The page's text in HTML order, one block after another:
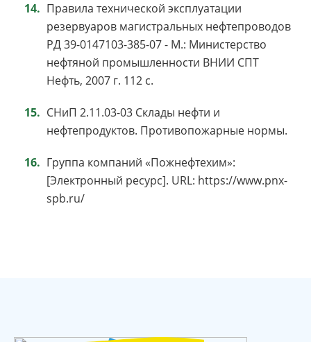
Правила технической эксплуатации
резервуаров магистральных нефтепроводов
РД 39-0147103-385-07 - М.: Министерство
нефтяной промышленности ВНИИ СПТ
Нефть, 2007 г. 112 с.
СНиП 2.11.03-03 Склады нефти и
нефтепродуктов. Противопожарные нормы.
Группа компаний «Пожнефтехим»:
[Электронный ресурс]. URL: https://www.pnx-
spb.ru/